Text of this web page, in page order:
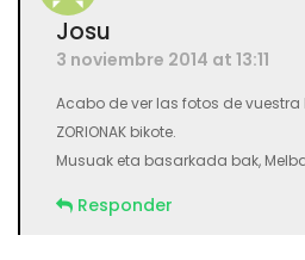
Josu
3 noviembre 2014 at 13:11
Acabo de ver las fotos de vuestra
ZORIONAK bikote.
Musuak eta basarkada bak,
Responder